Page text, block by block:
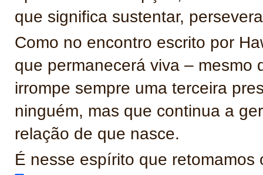
que significa sustentar,
Como no encontro escrito por
que permanecerá viva – mesmo
irrompe sempre uma terceira
ninguém, mas que continua a
relação de que nasce.
É nesse espírito que retomamos